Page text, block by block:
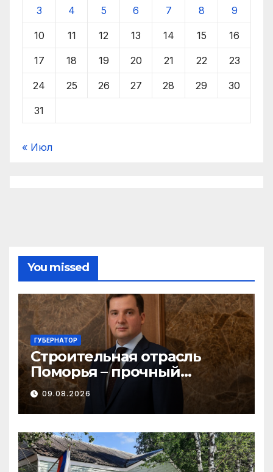
3 4 5 6 7 8 9
10 11 12 13 14 15 16
17 18 19 20 21 22 23
24 25 26 27 28 29 30
31
« Июл
You missed
ГУБЕРНАТОР
Строительная отрасль
Поморья – прочный
фундамент развития
региона
09.08.2026